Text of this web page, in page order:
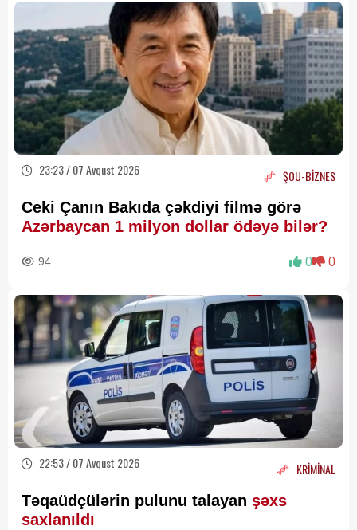
23:23 / 07 Avqust 2026 ŞOU-BİZNES
Ceki Çanın Bakıda çəkdiyi filmə görə
Azərbaycan 1 milyon dollar ödəyə bilər?
94 0 0
22:53 / 07 Avqust 2026 KRİMİNAL
Təqaüdçülərin pulunu talayan şəxs
saxlanıldı